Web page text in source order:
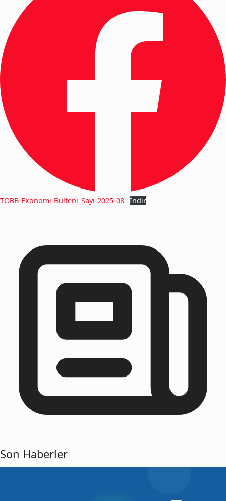
TOBB-Ekonomi-Bulteni_Sayi-2025-08 İndir
Son Haberler